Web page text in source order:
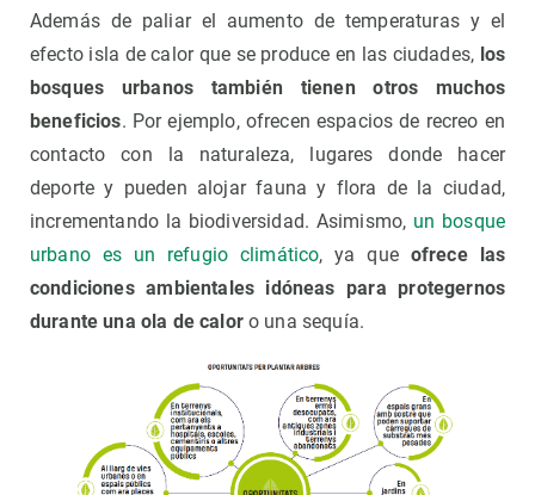
Además de paliar el aumento de temperaturas y el
efecto isla de calor que se produce en las ciudades, los
bosques urbanos también tienen otros muchos
beneficios. Por ejemplo, ofrecen espacios de recreo en
contacto con la naturaleza, lugares donde hacer
deporte y pueden alojar fauna y flora de la ciudad,
incrementando la biodiversidad. Asimismo, un bosque
urbano es un refugio climático, ya que ofrece las
condiciones ambientales idóneas para protegernos
durante una ola de caloro una sequía.